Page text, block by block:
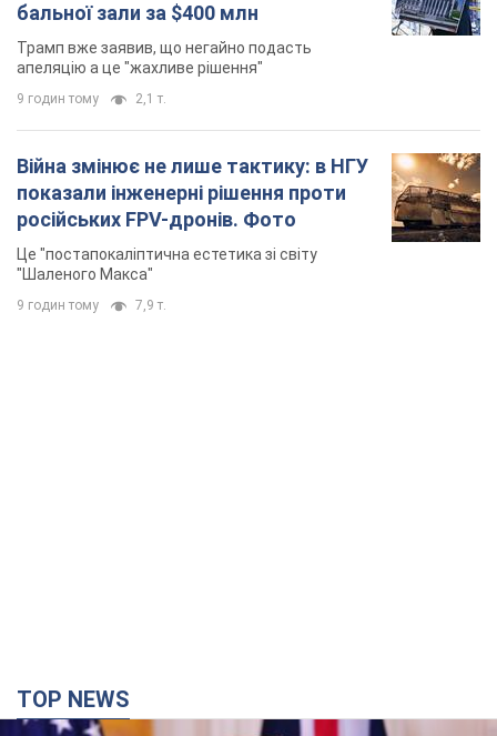
бальної зали за $400 млн
Трамп вже заявив, що негайно подасть
апеляцію а це "жахливе рішення"
9 годин тому 2,1 т.
Війна змінює не лише тактику: в НГУ
показали інженерні рішення проти
російських FPV-дронів. Фото
Це "постапокаліптична естетика зі світу
"Шаленого Макса"
9 годин тому 7,9 т.
TOP NEWS